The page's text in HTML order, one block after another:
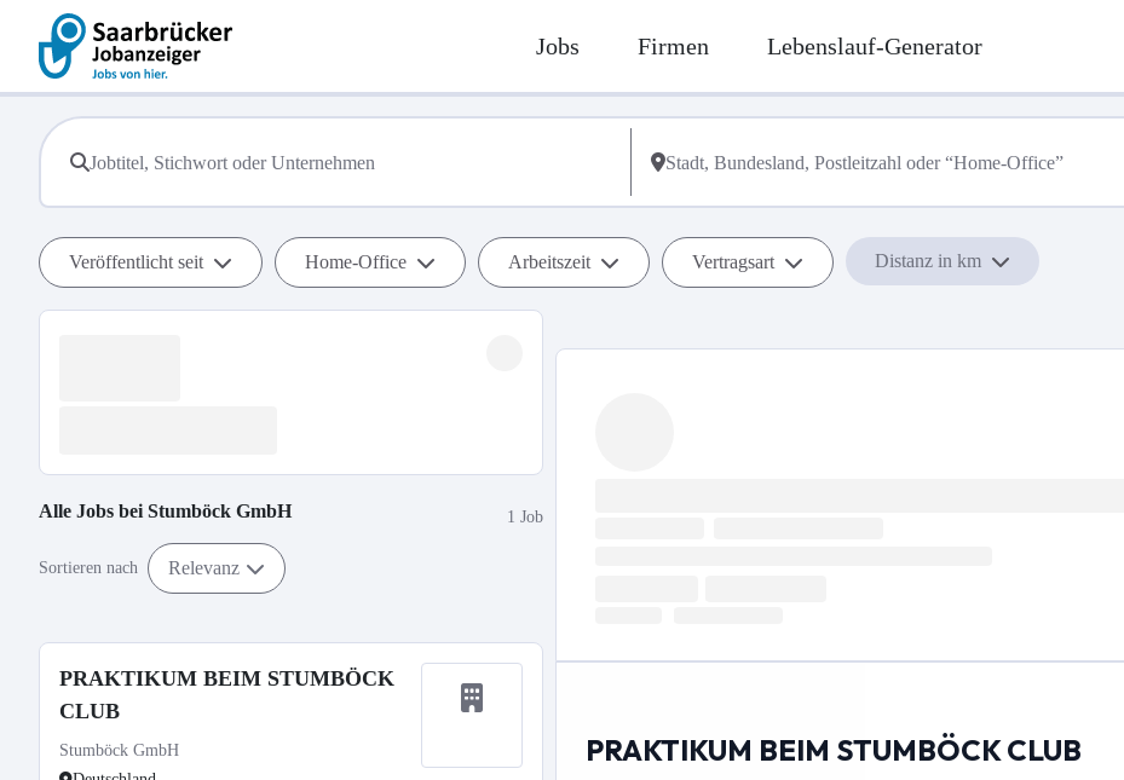
Jobs Firmen Lebenslauf-Generator
Veröffentlicht seit Home-Office Arbeitszeit Vertragsart Distanz in km
Alle Jobs bei Stumböck GmbH 1 Job
Sortieren nach Relevanz
PRAKTIKUM BEIM STUMBÖCK
CLUB
Stumböck GmbH